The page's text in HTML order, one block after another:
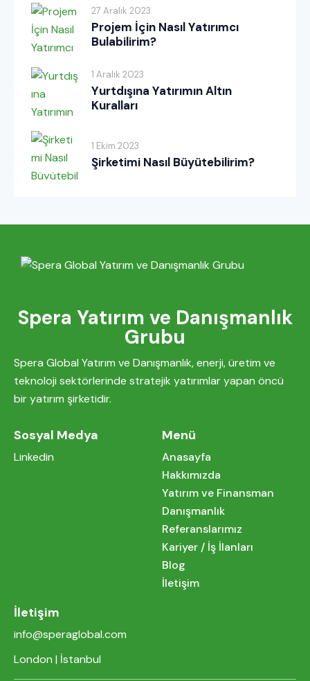
27 Aralık 2023
Projem İçin Nasıl Yatırımcı
Bulabilirim?
1 Aralık 2023
Yurtdışına Yatırımın Altın
Kuralları
1 Ekim 2023
Şirketimi Nasıl Büyütebilirim?
Spera Yatırım ve Danışmanlık
Grubu
Spera Global Yatırım ve Danışmanlık, enerji, üretim ve
teknoloji sektörlerinde stratejik yatırımlar yapan öncü
bir yatırım şirketidir.
Sosyal Medya
Linkedin
Menü
Anasayfa
Hakkımızda
Yatırım ve Finansman
Danışmanlık
Referanslarımız
Kariyer / İş İlanları
Blog
İletişim
İletişim
info@speraglobal.com
London | İstanbul